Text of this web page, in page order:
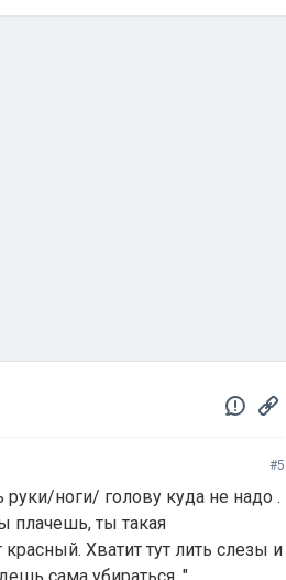
#5
ноги/ голову куда не надо .
плачешь, ты такая
Хватит тут лить слезы и